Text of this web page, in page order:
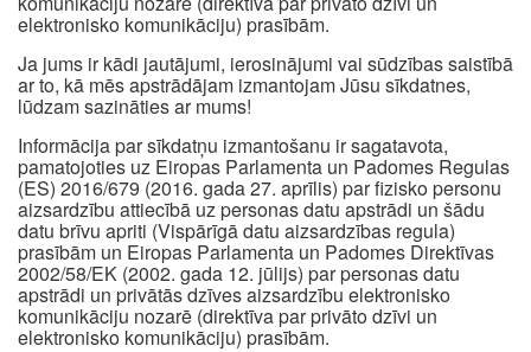
elektronisko komunikāciju) prasībām.
Ja jums ir kādi jautājumi, ierosinājumi vai sūdzības saistībā
ar to, kā mēs apstrādājam izmantojam Jūsu sīkdatnes,
lūdzam sazināties ar mums!
Informācija par sīkdatņu izmantošanu ir sagatavota,
pamatojoties uz Eiropas Parlamenta un Padomes Regulas
(ES) 2016/679 (2016. gada 27. aprīlis) par fizisko personu
aizsardzību attiecībā uz personas datu apstrādi un šādu
datu brīvu apriti (Vispārīgā datu aizsardzības regula)
prasībām un Eiropas Parlamenta un Padomes Direktīvas
2002/58/EK (2002. gada 12. jūlijs) par personas datu
apstrādi un privātās dzīves aizsardzību elektronisko
komunikāciju nozarē (direktīva par privāto dzīvi un
elektronisko komunikāciju) prasībām.